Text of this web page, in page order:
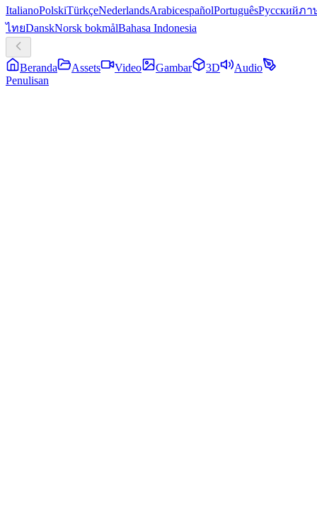
ItalianoPolskiTürkçeNederlandsArabicespañolPortuguêsРусскийภา
ไทยDanskNorsk bokmålBahasa Indonesia
Beranda Assets Video Gambar 3D
Audio
Penulisan